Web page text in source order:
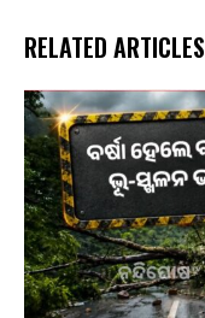
RELATED ARTICLES